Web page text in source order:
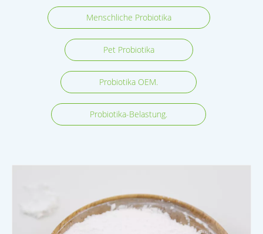
Menschliche Probiotika
Pet Probiotika
Probiotika OEM.
Probiotika-Belastung.